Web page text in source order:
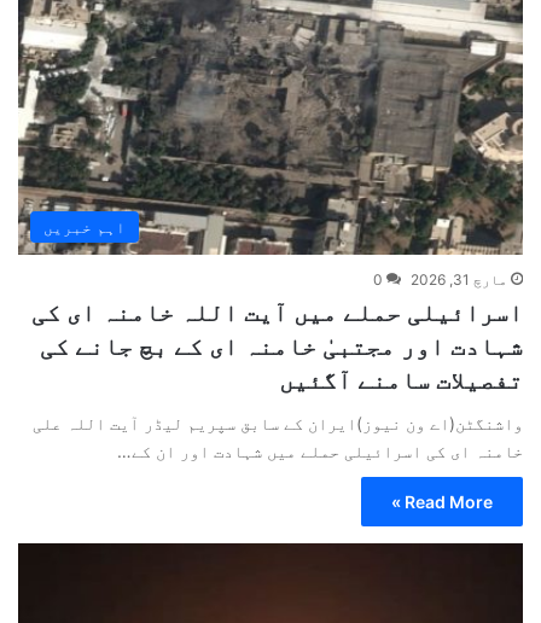
اہم خبریں
مارچ 31, 2026 0
اسرائیلی حملے میں آیت اللہ خامنہ ای کی
شہادت اور مجتبیٰ خامنہ ای کے بچ جانے کی
تفصیلات سامنے آگئیں
واشنگٹن(اے ون نیوز)ایران کے سابق سپریم لیڈر آیت اللہ علی
خامنہ ای کی اسرائیلی حملے میں شہادت اور ان کے…
Read More »